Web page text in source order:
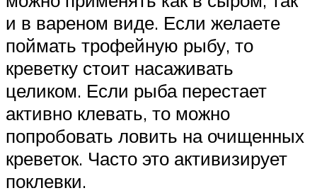
и в вареном виде. Если желаете
поймать трофейную рыбу, то
креветку стоит насаживать
целиком. Если рыба перестает
активно клевать, то можно
попробовать ловить на очищенных
креветок. Часто это активизирует
поклевки.